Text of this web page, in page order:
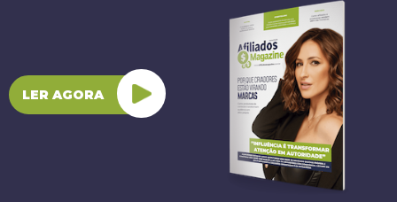
LER AGORA